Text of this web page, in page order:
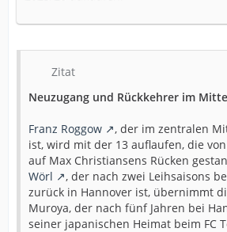
Zitat
Neuzugang und Rückkehrer im
Franz Roggow
, der im zentralen
ist, wird mit der 13 auflaufen, die
auf Max Christiansens Rücken
Wörl
, der nach zwei Leihsaisons
zurück in Hannover ist, übernimmt
Muroya, der nach fünf Jahren bei
seiner japanischen Heimat beim FC